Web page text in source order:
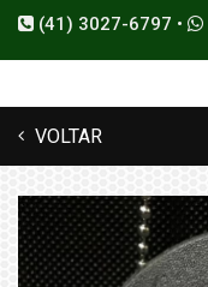
(41) 3027-6797 •
VOLTAR